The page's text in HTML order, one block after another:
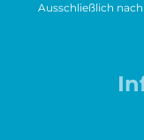
Ausschließlich